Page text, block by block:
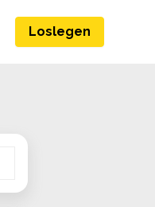
Loslegen